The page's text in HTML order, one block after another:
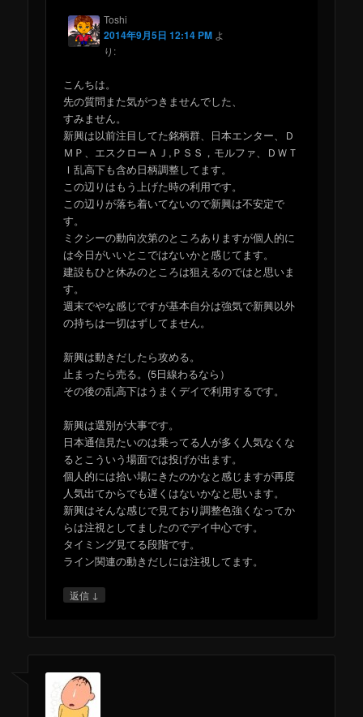
Toshi
2014年9月5日 12:14 PM よ
り:
こんちは。
先の質問また気がつきませんでした、
すみません。
新興は以前注目してた銘柄群、日本エンター、Ｄ
ＭＰ、エスクローＡＪ,ＰＳＳ，モルファ、ＤＷＴ
Ｉ乱高下も含め日柄調整してます。
この辺りはもう上げた時の利用です。
この辺りが落ち着いてないので新興は不安定で
す。
ミクシーの動向次第のところありますが個人的に
は今日がいいとこではないかと感じてます。
建設もひと休みのところは狙えるのではと思いま
す。
週末でやな感じですが基本自分は強気で新興以外
の持ちは一切はずしてません。
新興は動きだしたら攻める。
止まったら売る。(5日線わるなら）
その後の乱高下はうまくデイで利用するです。
新興は選別が大事です。
日本通信見たいのは乗ってる人が多く人気なくな
るとこういう場面では投げが出ます。
個人的には拾い場にきたのかなと感じますが再度
人気出てからでも遅くはないかなと思います。
新興はそんな感じで見ており調整色強くなってか
らは注視としてましたのでデイ中心です。
タイミング見てる段階です。
ライン関連の動きだしには注視してます。
返信 ↓